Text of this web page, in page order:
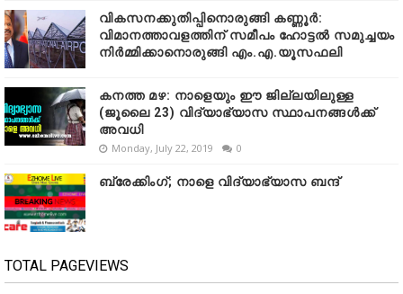
വികസനക്കുതിപ്പിനൊരുങ്ങി കണ്ണൂർ:
വിമാനത്താവളത്തിന് സമീപം ഹോട്ടൽ സമുച്ചയം
നിർമ്മിക്കാനൊരുങ്ങി എം.എ.യൂസഫലി
കനത്ത മഴ: നാളെയും ഈ ജില്ലയിലുള്ള
(ജൂലൈ 23) വിദ്യാഭ്യാസ സ്ഥാപനങ്ങൾക്ക്
അവധി
Monday, July 22, 2019 0
ബ്രേക്കിംഗ്; നാളെ വിദ്യാഭ്യാസ ബന്ദ്
TOTAL PAGEVIEWS